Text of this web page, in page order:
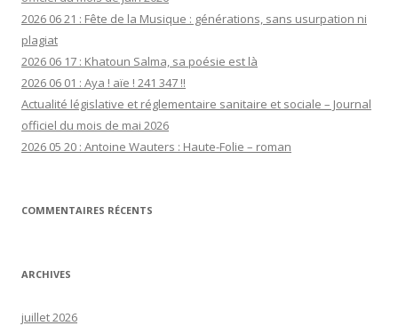
2026 06 21 : Fête de la Musique : générations, sans usurpation ni
plagiat
2026 06 17 : Khatoun Salma, sa poésie est là
2026 06 01 : Aya ! aïe ! 241 347 !!
Actualité législative et réglementaire sanitaire et sociale – Journal
officiel du mois de mai 2026
2026 05 20 : Antoine Wauters : Haute-Folie – roman
COMMENTAIRES RÉCENTS
ARCHIVES
juillet 2026